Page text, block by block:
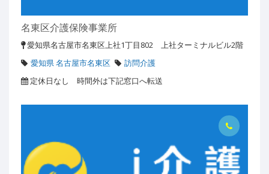
名東区介護保険事業所
愛知県名古屋市名東区上社1丁目802 上社ターミナルビル2階
愛知県 名古屋市名東区
訪問介護
定休日なし 時間外は下記窓口へ転送